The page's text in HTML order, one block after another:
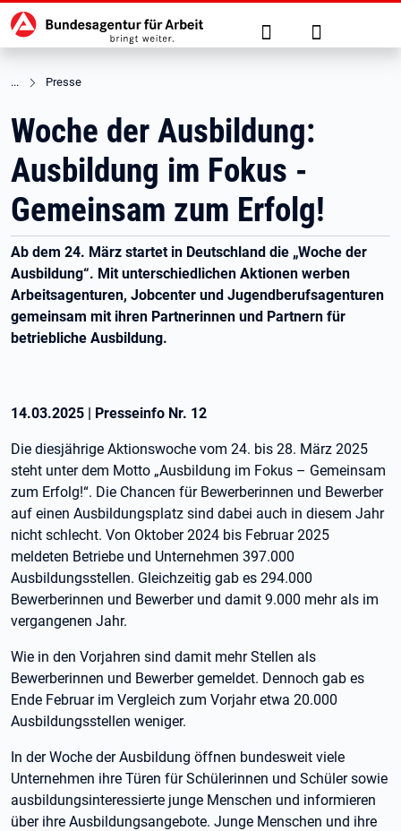
zu den Hauptinhalten springen
Hauptnavigation Suche Anmelden
Presse
Woche der Ausbildung:
Ausbildung im Fokus -
Gemeinsam zum Erfolg!
Ab dem 24. März startet in Deutschland die „Woche der
Ausbildung“. Mit unterschiedlichen Aktionen werben
Arbeitsagenturen, Jobcenter und Jugendberufsagenturen
gemeinsam mit ihren Partnerinnen und Partnern für
betriebliche Ausbildung.
14.03.2025 | Presseinfo Nr. 12
Die diesjährige Aktionswoche vom 24. bis 28. März 2025
steht unter dem Motto „Ausbildung im Fokus – Gemeinsam
zum Erfolg!“. Die Chancen für Bewerberinnen und Bewerber
auf einen Ausbildungsplatz sind dabei auch in diesem Jahr
nicht schlecht. Von Oktober 2024 bis Februar 2025
meldeten Betriebe und Unternehmen 397.000
Ausbildungsstellen. Gleichzeitig gab es 294.000
Bewerberinnen und Bewerber und damit 9.000 mehr als im
vergangenen Jahr.
Wie in den Vorjahren sind damit mehr Stellen als
Bewerberinnen und Bewerber gemeldet. Dennoch gab es
Ende Februar im Vergleich zum Vorjahr etwa 20.000
Ausbildungsstellen weniger.
In der Woche der Ausbildung öffnen bundesweit viele
Unternehmen ihre Türen für Schülerinnen und Schüler sowie
ausbildungsinteressierte junge Menschen und informieren
über ihre Ausbildungsangebote. Junge Menschen und ihre